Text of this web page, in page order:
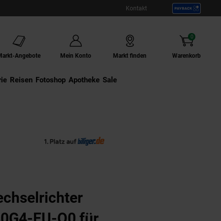
Kontakt
Angebote Mein Konto Markt finden Warenkorb
0
Artikel
Externer Link:
Reisen Externer Link:
Fotoshop Externer Link:
Apotheke Sale